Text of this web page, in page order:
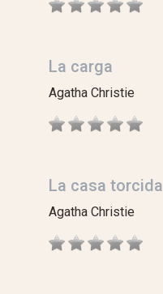
La carga
Agatha Christie
La casa torcida
Agatha Christie